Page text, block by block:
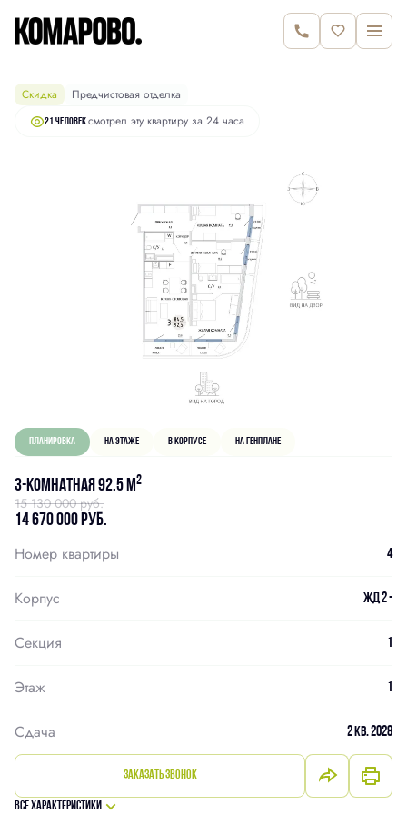
3-комнатная 92.5 м 2
15 130 000 руб.
14 670 000 руб.
Скидка Предчистовая отделка
21 человексмотрел эту квартиру за 24 часа
Планировка На этаже В корпусе На генплане
3-комнатная 92.5 м2
15 130 000 руб.
14 670 000 руб.
Номер квартиры 4
Корпус ЖД 2 -
Секция 1
Этаж 1
Сдача 2 кв. 2028
Заказать звонок
Все характеристики